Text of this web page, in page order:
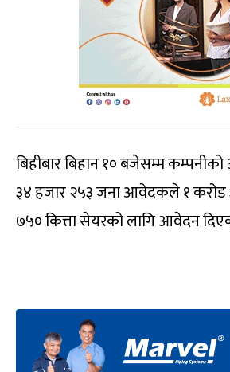
बिहीबार बिहान १० बजेसम्म
३४ हजार २५३ जना आवेदकले १ करोड
७५० कित्ता सेयरको लागि आवेदन